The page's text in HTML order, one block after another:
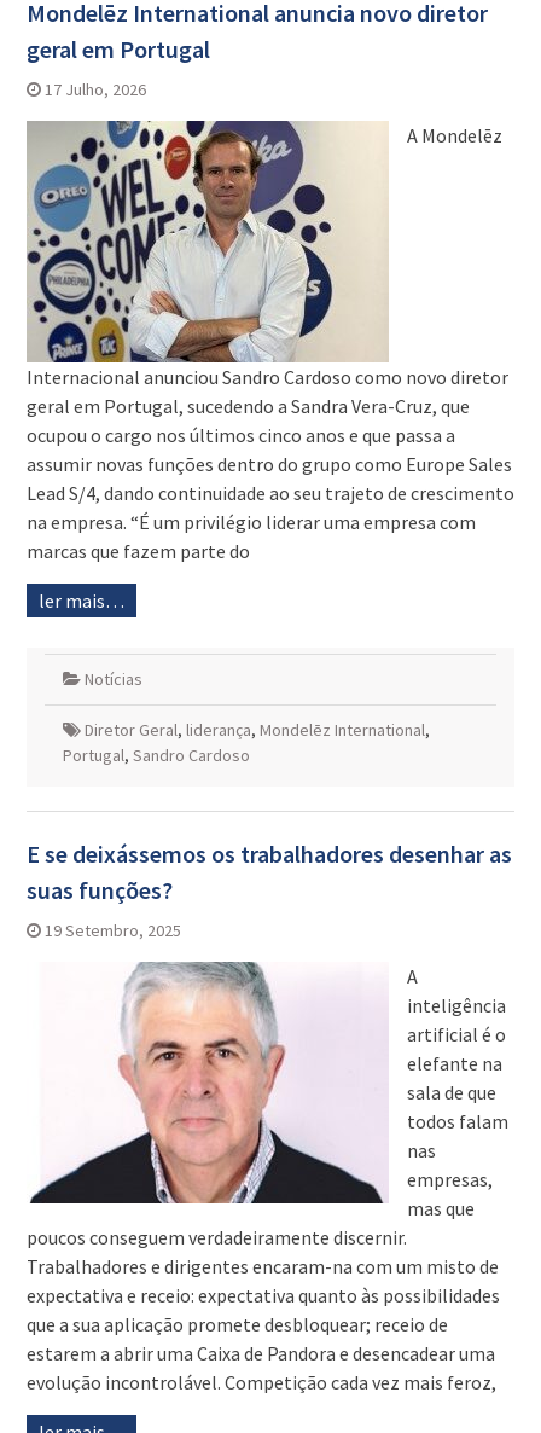
Mondelēz International anuncia novo diretor
geral em Portugal
17 Julho, 2026
A Mondelēz
Internacional anunciou Sandro Cardoso como novo diretor
geral em Portugal, sucedendo a Sandra Vera-Cruz, que
ocupou o cargo nos últimos cinco anos e que passa a
assumir novas funções dentro do grupo como Europe Sales
Lead S/4, dando continuidade ao seu trajeto de crescimento
na empresa. “É um privilégio liderar uma empresa com
marcas que fazem parte do
ler mais…
Notícias
Diretor Geral, liderança, Mondelēz International,
Portugal, Sandro Cardoso
E se deixássemos os trabalhadores desenhar as
suas funções?
19 Setembro, 2025
A
inteligência
artificial é o
elefante na
sala de que
todos falam
nas
empresas,
mas que
poucos conseguem verdadeiramente discernir.
Trabalhadores e dirigentes encaram-na com um misto de
expectativa e receio: expectativa quanto às possibilidades
que a sua aplicação promete desbloquear; receio de
estarem a abrir uma Caixa de Pandora e desencadear uma
evolução incontrolável. Competição cada vez mais feroz,